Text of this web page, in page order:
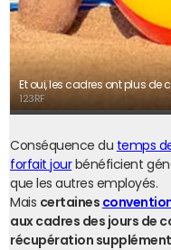
Et oui, les cadres ont plus de
123RF
Conséquence du temps
forfait jourbénéficient
que les autres employés.
Mais certaines
aux cadres des jours de
récupération